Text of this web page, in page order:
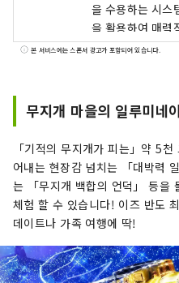
을 수용하는 시스
을 활용하여 매력
목표로 설립된 조
약 2시간 거리에
행이나 주말 여행으
미지에 대한 참고
는 사진 콘테스트
가: 오지마 히로
지 이미지의 무단
이미지 사용에 대
보 웹사이트를 확
본 서비스에는 스폰서 광고가 포함되어 있습니다.
무지개 마을의 일루미네
「기적의 무지개가 피는」약 5
어내는 현장감 넘치는 「대박력
는 「무지개 백합의 언덕」 등을
체험 할 수 있습니다! 이즈 반도
데이트나 가족 여행에 딱!